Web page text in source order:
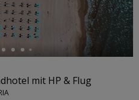
mit HP & Flug